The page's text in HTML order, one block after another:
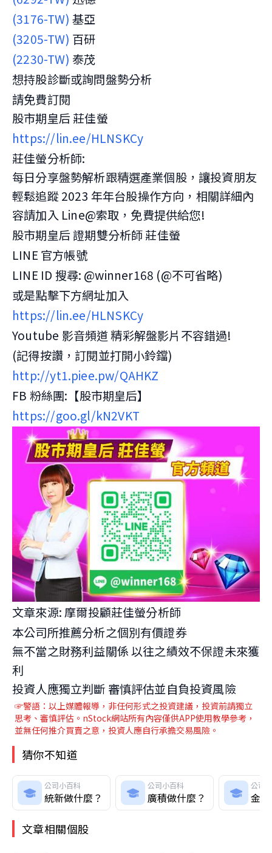
(3176-TW) 基亞
(3205-TW) 百研
(2230-TW) 泰茂
想持股診斷或詢問盤勢分析
請免費訂閱
股市期皇后 莊佳螢
https://lin.ee/HLNSKCy
莊佳螢分析師:
每日分享盤勢解析跟精選產業個股，讓投資朋友
輕鬆追蹤 2023 年年台股操作方向，相關詳細內
容請加入 Line@索取，免費提供給您!
股市期皇后 證期雙分析師 莊佳螢
LINE 官方帳號
LINE ID 搜尋: @winner168 (@不可省略)
或是點擊下方網址加入
https://lin.ee/HLNSKCy
Youtube 影音頻道 精彩解盤影片不容錯過!
(記得按讚，訂閱並打開小鈴鐺)
http://yt1.piee.pw/QAHKZ
FB 粉絲團:【股市期皇后】
https://goo.gl/kN2VKT
文章來源: 摩爾投顧莊佳螢分析師
本公司所推薦分析之個別有價證券
無不當之財務利益關係 以往之績效不保證未來獲
利
投資人應獨立判斷 審慎評估並自負投資風險
☞警語：以上媒體報導，非任何形式之投資建議，投資前請獨立
思考、審慎評估。nStock網站所有內容僅供APP使用教學參考，
並無任何推介買賣之意，投資人應自行承擔交易風險。
猜你不知道
公司小百科
統新做什麼？
公司小百科
廣積做什麼？
公司
金
文章相關個股